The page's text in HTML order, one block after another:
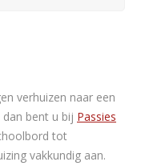
verhuizen naar een
bent u bij Passies
tot
vakkundig aan.